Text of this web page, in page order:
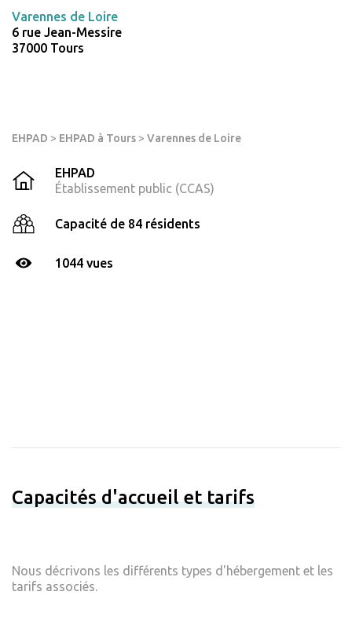
EHPAD > EHPAD à Tours > Varennes de Loire
EHPAD
Établissement public (CCAS)
Capacité de 84 résidents
1044 vues
Varennes de Loire
6 rue Jean-Messire
37000 Tours
Capacités d'accueil et tarifs
Nous décrivons les différents types d'hébergement et les
tarifs associés.